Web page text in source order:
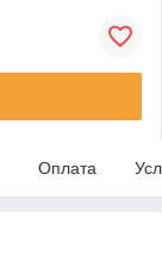
Оплата